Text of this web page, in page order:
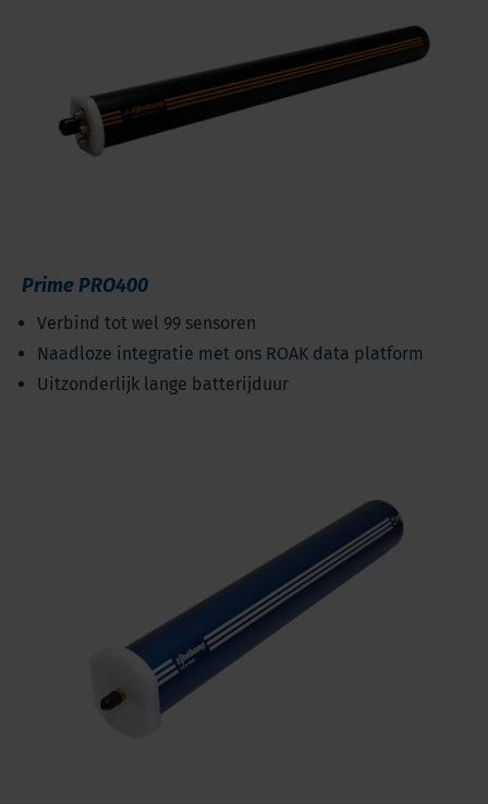
Prime PRO400
Verbind tot wel 99 sensoren
Naadloze integratie met ons ROAK data platform
Uitzonderlijk lange batterijduur